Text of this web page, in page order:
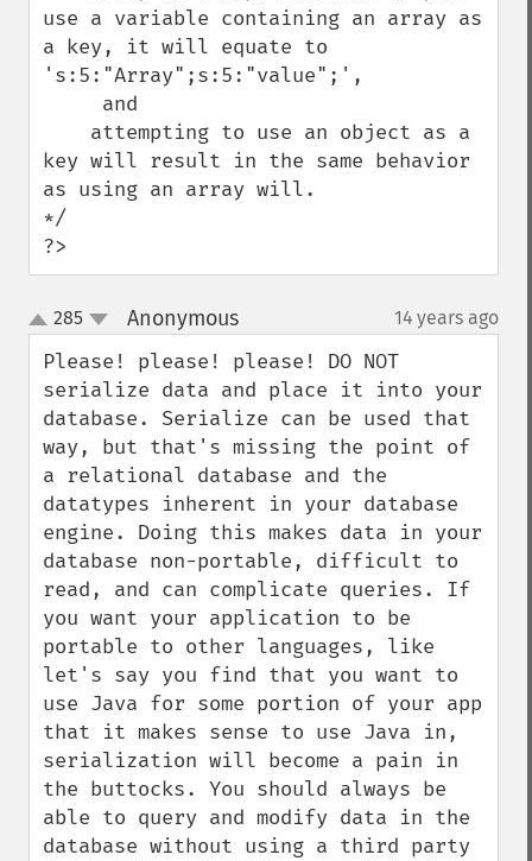
use a variable containing an array as
a key, it will equate to
's:5:"Array";s:5:"value";',
key will result in the same behavior
as using an array will.
*/
?>
up
down
285 Anonymous¶ 14 years ago
Please! please! please! DO NOT
serialize data and place it into your
database. Serialize can be used that
way, but that's missing the point of
a relational database and the
datatypes inherent in your database
engine. Doing this makes data in your
database non-portable, difficult to
read, and can complicate queries. If
you want your application to be
portable to other languages, like
let's say you find that you want to
use Java for some portion of your app
that it makes sense to use Java in,
serialization will become a pain in
the buttocks. You should always be
able to query and modify data in the
database without using a third party